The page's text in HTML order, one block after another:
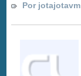
Por jotajotavm